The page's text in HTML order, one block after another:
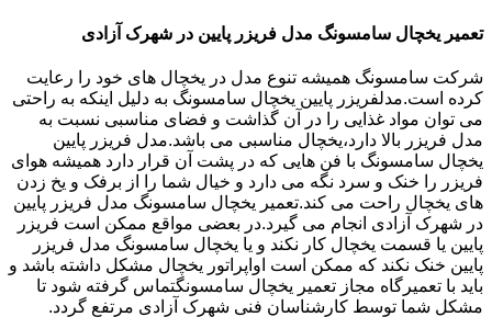
تعمیر یخچال سامسونگ مدل فریزر پایین در شهرک آزادی
شرکت سامسونگ همیشه تنوع مدل در یخچال های خود را رعایت
کرده است.مدلفریزر پایین یخچال سامسونگ به دلیل اینکه به راحتی
می توان مواد غذایی را در آن گذاشت و فضای مناسبی نسبت به
مدل فریزر بالا دارد،یخچال مناسبی می باشد.مدل فریزر پایین
یخچال سامسونگ با فن هایی که در پشت آن قرار دارد همیشه هوای
فریزر را خنک و سرد نگه می دارد و خیال شما را از برفک و یخ زدن
های یخچال راحت می کند.تعمیر یخچال سامسونگ مدل فریزر پایین
در شهرک آزادی انجام می گیرد.در بعضی مواقع ممکن است فریزر
پایین یا قسمت یخچال کار نکند و یا یخچال سامسونگ مدل فریزر
پایین خنک نکند که ممکن است اواپراتور یخچال مشکل داشته باشد و
باید با تعمیرگاه مجاز تعمیر یخچال سامسونگتماس گرفته شود تا
مشکل شما توسط کارشناسان فنی شهرک آزادی مرتفع گردد.